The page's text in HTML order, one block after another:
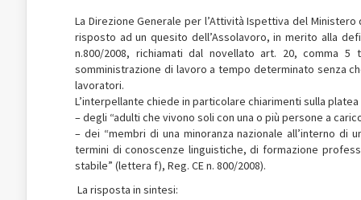
La Direzione Generale per l’Attività Ispettiva del
risposto ad un quesito dell’Assolavoro, in merito alla
n.800/2008, richiamati dal novellato art. 20, comma
somministrazione di lavoro a tempo determinato senza
lavoratori.
L’interpellante chiede in particolare chiarimenti sulla
– degli “adulti che vivono soli con una o più persone a
– dei “membri di una minoranza nazionale all’interno
termini di conoscenze linguistiche, di formazione
stabile” (lettera f), Reg. CE n. 800/2008).
La risposta in sintesi: